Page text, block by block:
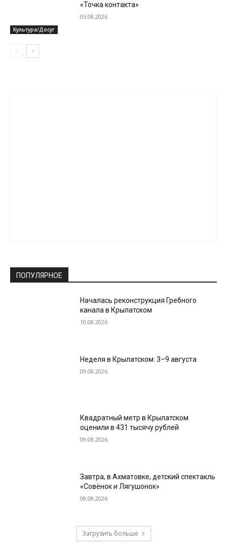
Культура/Досуг
«Точка контакта»
05.08.2026
ПОПУЛЯРНОЕ
Началась реконструкция Гребного
канала в Крылатском
10.08.2026
Неделя в Крылатском: 3–9 августа
09.08.2026
Квадратный метр в Крылатском
оценили в 431 тысячу рублей
09.08.2026
Завтра, в Ахматовке, детский спектакль
«Совёнок и Лягушонок»
08.08.2026
Загрузить больше